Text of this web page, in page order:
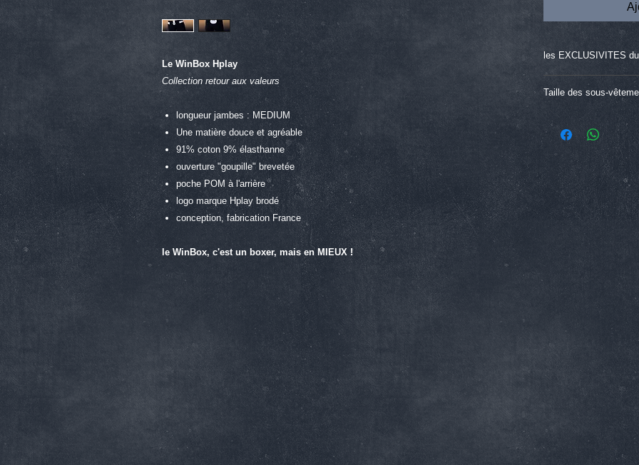
Le WinBox Hplay
Collection retour aux valeurs
longueur jambes : MEDIUM
Une matière douce et agréable
91% coton 9% élasthanne
ouverture "goupille" brevetée
poche POM à l'arrière
logo marque Hplay brodé
conception, fabrication France
le WinBox, c'est un boxer, mais en MIEUX !
les EXCLUSIVITES
L'ouverture HPLAY
effet calandre) et la
Taille des sous-
38
XS
40
S